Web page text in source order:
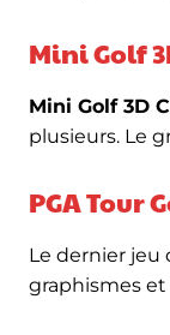
Mini Golf
Mini Golf 3D
plusieurs. Le
PGA Tour
Le dernier jeu
graphismes